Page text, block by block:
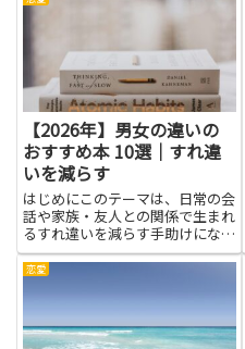
沈黙を気にしない心構え、スタイ
リストに自分の希望を伝える表現
などが学べます。話す内容を事
【2026年】男女の違いの
おすすめ本 10選｜すれ違
いを減らす
はじめにこのテーマは、日常の会
話や家族・友人との関係で生まれ
るすれ違いを減らす手助けになり
ます。男女の違いについて学ぶ
と、相手の気持ちを想像する力が
が増えます。知識を増やすと、急
く...
恋愛